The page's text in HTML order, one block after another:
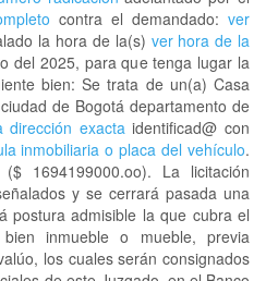
contra el demandado: ver
la hora de la(s) ver hora de la
del 2025, para que tenga lugar la
bien: Se trata de un(a) Casa
de Bogotá departamento de
dirección exactaidentificad@ con
inmobiliaria o placa del vehículo.
1694199000.oo). La licitación
y se cerrará pasada una
postura admisible la que cubra el
inmueble o mueble, previa
los cuales serán consignados